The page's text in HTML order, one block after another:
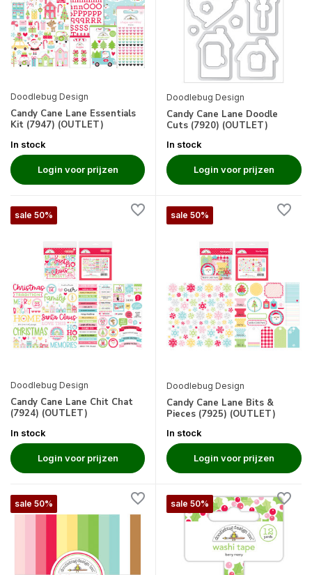
Doodlebug Design
Candy Cane Lane Essentials
Kit (7947) (OUTLET)
In stock
Login voor prijzen
Doodlebug Design
Candy Cane Lane Doodle
Cuts (7920) (OUTLET)
In stock
Login voor prijzen
sale 50%
Doodlebug Design
Candy Cane Lane Chit Chat
(7924) (OUTLET)
In stock
Login voor prijzen
sale 50%
Doodlebug Design
Candy Cane Lane Bits &
Pieces (7925) (OUTLET)
In stock
Login voor prijzen
sale 50% sale 50%